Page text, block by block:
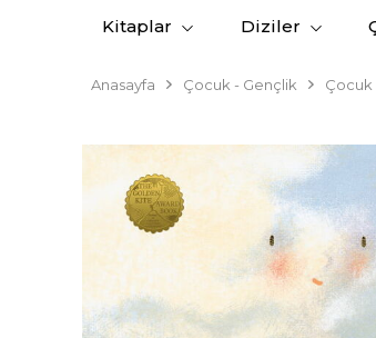
Kitaplar Diziler
Anasayfa Çocuk - Gençlik Çocuk